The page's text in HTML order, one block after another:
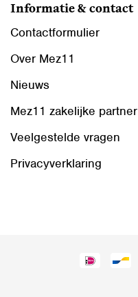
Informatie & contact
Contactformulier
Over Mez11
Nieuws
Mez11 zakelijke partner
Veelgestelde vragen
Privacyverklaring